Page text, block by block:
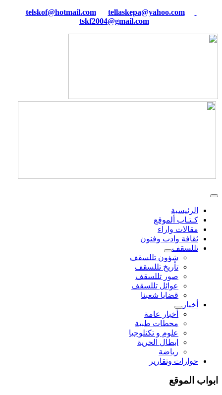
tellaskepa@yahoo.com
tskf2004@gmail.com
الرئيسية
كـتـاب ألموقع
مقالات واراء
ثقافة وادب وفنون
تللسقف
شؤون تللسقف
تأريخ تللسقف
صور تللسقف
عوائل تللسقف
قضايا شعبنا
أخبار
أخبار عامة
محطات طبية
علوم و تکنلوجیا
ابطال الحرية
رياضة
حوارات وتقارير
ابواب الموقع